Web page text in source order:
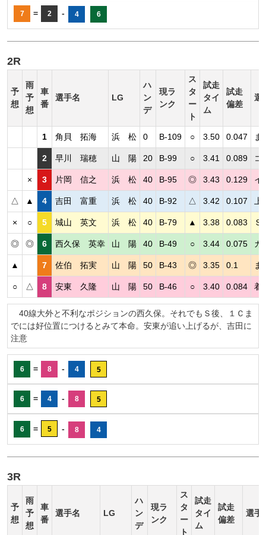
7 = 2 - 4 6
2R
予
想
雨
予
想
車
番
選手名 LG
ハ
ン
デ
現ラ
ンク
ス
タ
ー
ト
試走
タイ
ム
試走
偏差
選
1 角貝 拓海 浜 松 0 B-109 ○ 3.50 0.047 ま
2 早川 瑞穂 山 陽 20 B-99 ○ 3.41 0.089 コ
× 3 片岡 信之 浜 松 40 B-95 ◎ 3.43 0.129 イ
△ ▲ 4 吉田 富重 浜 松 40 B-92 △ 3.42 0.107
× ○ 5 城山 英文 浜 松 40 B-79 ▲ 3.38 0.083 Ｓ
◎ ◎ 6 西久保 英幸 山 陽 40 B-49 ○ 3.44 0.075 カ
▲ 7 佐伯 拓実 山 陽 50 B-43 ◎ 3.35 0.1 ま
○ △ 8 安東 久隆 山 陽 50 B-46 ○ 3.40 0.084 着
40線大外と不利なポジションの西久保。それでもＳ後、１Ｃま
でには好位置につけるとみて本命。安東が追い上げるが、吉田に
注意
6 = 8 - 4 5
6 = 4 - 8 5
6 = 5 - 8 4
3R
予
想
雨
予
想
車
番
選手名 LG
ハ
ン
デ
現ラ
ンク
ス
タ
ー
ト
試走
タイ
ム
試走
偏差
選手